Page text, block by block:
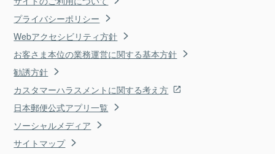
プライバシーポリシー
Webアクセシビリティ方針
お客さま本位の業務運営に関する基本方針
勧誘方針
カスタマーハラスメントに関する考え方
日本郵便公式アプリ一覧
ソーシャルメディア
サイトマップ